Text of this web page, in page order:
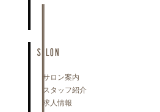
SALON
サロン案内
スタッフ紹介
求人情報